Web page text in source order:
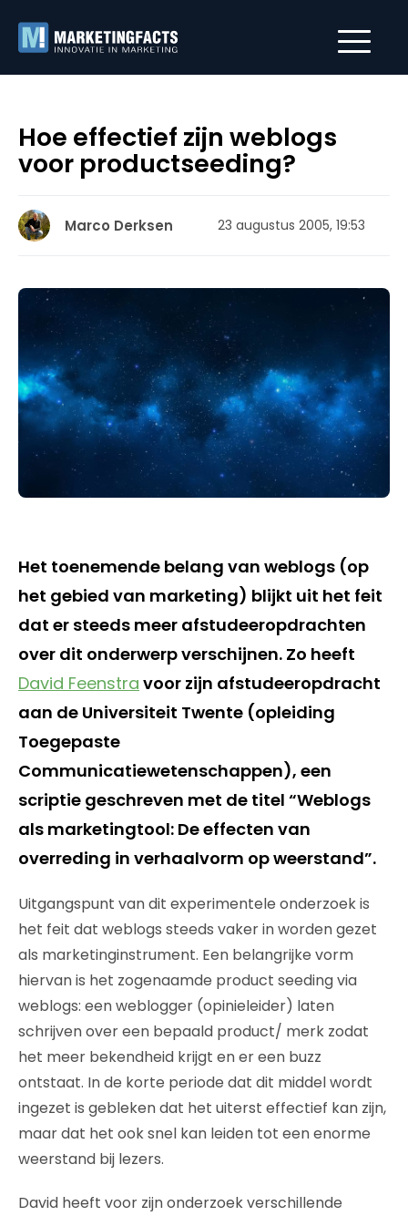
Hoe effectief zijn weblogs
voor productseeding?
Marco Derksen 23 augustus 2005, 19:53
Het toenemende belang van weblogs (op
het gebied van marketing) blijkt uit het feit
dat er steeds meer afstudeeropdrachten
over dit onderwerp verschijnen. Zo heeft
David Feenstra voor zijn afstudeeropdracht
aan de Universiteit Twente (opleiding
Toegepaste
Communicatiewetenschappen), een
scriptie geschreven met de titel “Weblogs
als marketingtool: De effecten van
overreding in verhaalvorm op weerstand”.
Uitgangspunt van dit experimentele onderzoek is
het feit dat weblogs steeds vaker in worden gezet
als marketinginstrument. Een belangrijke vorm
hiervan is het zogenaamde product seeding via
weblogs: een weblogger (opinieleider) laten
schrijven over een bepaald product/ merk zodat
het meer bekendheid krijgt en er een buzz
ontstaat. In de korte periode dat dit middel wordt
ingezet is gebleken dat het uiterst effectief kan zijn,
maar dat het ook snel kan leiden tot een enorme
weerstand bij lezers.
David heeft voor zijn onderzoek verschillende